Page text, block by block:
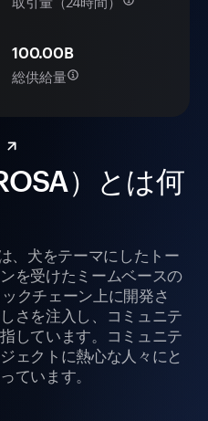
）とは何
、犬をテーマにしたトー
を受けたミームベースの
クチェーン上に開発さ
さを注入し、コミュニテ
しています。コミュニテ
ェクトに熱心な人々にと
ています。
100.00B
総供給量